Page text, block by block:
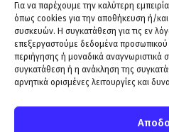
Για να παρέχουμε την καλύτερη
όπως cookies για την αποθήκευση ή/
συσκευών. Η συγκατάθεση για τις εν
επεξεργαστούμε δεδομένα
περιήγησης ή μοναδικά αναγνωριστικά
συγκατάθεση ή η ανάκληση της
αρνητικά ορισμένες λειτουργίες και
25/7
15.73 oC
26/7
17.99o
© COPYRIGHT ΔΗΜΟΣ ΣΟΥΛΙΟΥ 2026